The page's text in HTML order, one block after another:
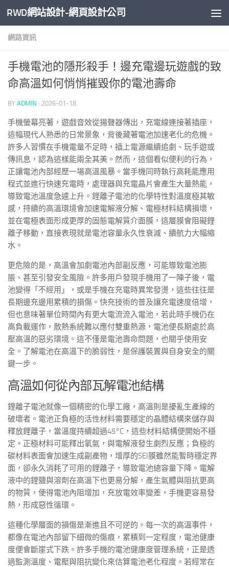
Skip to content
RWD網站設計-網頁設計公司
網路資訊
手機電池的隱形殺手！邊充電邊玩遊戲的致
命高溫如何悄悄摧毀你的電池壽命
BY ADMIN · 2026-01-18
手機螢幕亮著，遊戲音效從揚聲器傳出，充電線連接著插座，
這幅現代人熟悉的日常景象，背後藏著電池加速老化的危機。
許多人習慣在手機電量不足時，插上電源繼續追劇、玩手遊或
傳訊息，認為這樣能兩全其美。然而，這個看似便利的行為，
正讓電池內部經歷一場高溫風暴。當手機同時執行高耗能應用
程式並進行快速充電時，處理器與充電晶片會產生大量熱能，
導致電池溫度急遽上升。鋰離子電池的化學特性對溫度極其敏
感，持續的高溫環境會加速電解液分解、電極材料結構損壞，
並在電極表面形成更厚的固態電解質介面膜，這層膜會阻礙鋰
離子移動，直接表現就是電池容量永久性衰減、續航力大幅縮
水。
更危險的是，高溫會加劇電池內部副反應，可能導致電池膨
脹、甚至引發安全風險。許多用戶發現手機用了一陣子後，電
池變得「不經用」，或是手機在充電時異常發燙，這些往往是
長期邊充邊用累積的損傷。快充技術的普及讓充電速度倍增，
但也意味著單位時間內有更大電流流入電池，若此時手機仍在
高負載運作，散熱系統難以應付雙重熱源，電池便長期處於高
壓高溫的惡劣環境。這不僅是電池壽命問題，也關乎使用安
全。了解電池在高溫下的脆弱性，是保護裝置與自身安全的關
鍵一步。
高溫如何從內部瓦解電池結構
鋰離子電池就像一個精密的化學工廠，高溫則是擾亂生產線的
破壞者。電池正負極的活性材料需要穩定的晶體結構來儲存與
釋放鋰離子，當溫度持續超過45°C，這些材料結構便開始不穩
定。正極材料可能釋出氧氣，與電解液發生劇烈反應；負極的
碳材料表面會加速生成副產物，增厚的SEI膜雖然能暫時穩定界
面，卻永久消耗了可用的鋰離子，導致電池總容量下降。電解
液中的鋰鹽與溶劑在高溫下也更易分解，產生氣體與阻抗更高
的物質，使得電池內阻增加，充放電效率變差，手機更容易發
熱，形成惡性循環。
這種化學層面的損傷是漸進且不可逆的。每一次的高溫事件，
都像在電池內部留下細微的傷痕，累積到一定程度，電池健康
度便會斷崖式下跌。許多手機的電池健康度管理系統，正是透
過監測溫度、電壓與阻抗變化來估算電池老化程度。若經常在